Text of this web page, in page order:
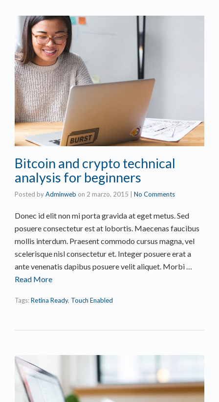
Bitcoin and crypto technical
analysis for beginners
Posted byAdminweb on 2 marzo, 2015 No Comments
Donec id elit non mi porta gravida at eget metus. Sed
posuere consectetur est at lobortis. Maecenas faucibus
mollis interdum. Praesent commodo cursus magna, vel
scelerisque nisl consectetur et. Integer posuere erat a
ante venenatis dapibus posuere velit aliquet. Morbi …
Read More
Tags:Retina Ready, Touch Enabled